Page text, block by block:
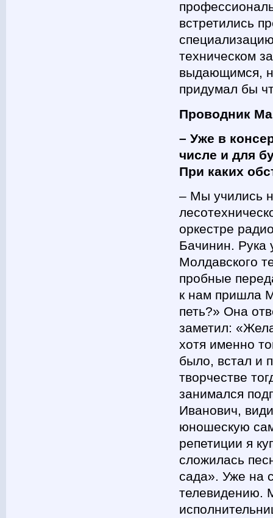
встретились
техническом
выдающимся,
придумал бы
Проводник
– Уже в
числе и для
При каких
– Мы учились
оркестре
Бачинин. Рука
Молдавского
пробные
к нам пришла
петь?» Она
заметил:
хотя именно
было, встал и
творчестве
занимался
Иванович,
юношескую
репетиции я
сложилась
сада». Уже на
телевидению.